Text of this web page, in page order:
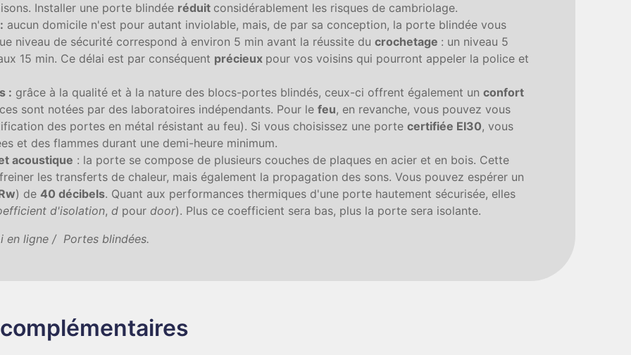
Installer une porte blindée réduit considérablement les risques de cambriolage.
aucun domicile n'est pour autant inviolable, mais, de par sa conception, la porte blindée vous
niveau de sécurité correspond à environ 5 min avant la réussite ducrochetage : un niveau 5
15 min. Ce délai est par conséquent précieux pour vos voisins qui pourront appeler la police et
: grâce à la qualité et à la nature des blocs-portes blindés, ceux-ci offrent également unconfort
sont notées par des laboratoires indépendants. Pour lefeu, en revanche, vous pouvez vous
des portes en métal résistant au feu). Si vous choisissez une portecertifiée EI30, vous
et des flammes durant une demi-heure minimum.
acoustique : la porte se compose de plusieurs couches de plaques en acier et en bois. Cette
les transferts de chaleur, mais également la propagation des sons. Vous pouvez espérer un
) de40 décibels. Quant aux performances thermiques d'une porte hautement sécurisée, elles
d'isolation,d pourdoor). Plus ce coefficient sera bas, plus la porte sera isolante.
en ligne / Portes blindées.